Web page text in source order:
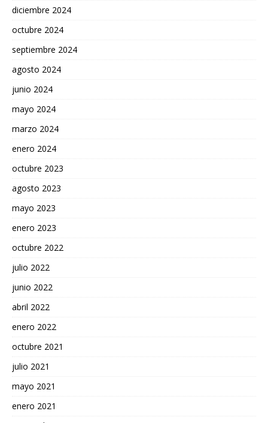
diciembre 2024
octubre 2024
septiembre 2024
agosto 2024
junio 2024
mayo 2024
marzo 2024
enero 2024
octubre 2023
agosto 2023
mayo 2023
enero 2023
octubre 2022
julio 2022
junio 2022
abril 2022
enero 2022
octubre 2021
julio 2021
mayo 2021
enero 2021